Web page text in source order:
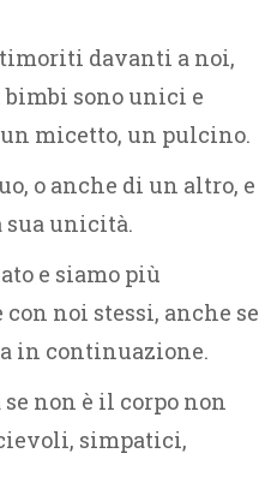
davanti a noi,
bimbi sono unici e
micetto, un pulcino.
o anche di un altro, e
sua unicità.
e siamo più
noi stessi, anche se
in continuazione.
non è il corpo non
simpatici,